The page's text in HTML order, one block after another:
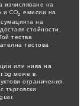
изчисляване на
и CO2 емисии на
на
стойности,
тества
тестова
или нива на
може в
ограничения.
търговски